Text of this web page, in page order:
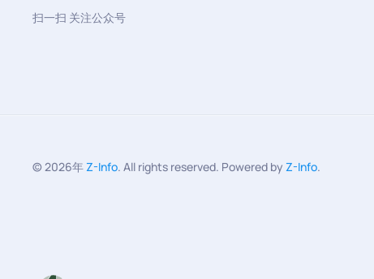
扫一扫 关注公众号
© 2026年Z-Info. All rights reserved. Powered by Z-Info.